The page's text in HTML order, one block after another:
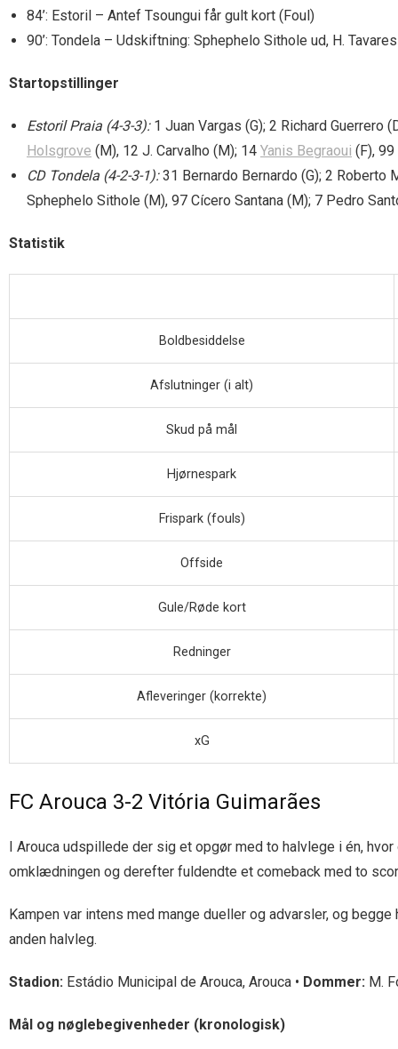
84’: Estoril – Antef Tsoungui får gult kort (Foul)
90’: Tondela – Udskiftning: Sphephelo Sithole ud, H.
Startopstillinger
Estoril Praia (4-3-3):1 Juan Vargas (G); 2 Richard Guerrero
Holsgrove (M), 12 J. Carvalho (M); 14 Yanis Begraoui (F), 99
CD Tondela (4-2-3-1):31 Bernardo Bernardo (G); 2 Roberto
Sphephelo Sithole (M), 97 Cícero Santana (M); 7 Pedro
Statistik
Boldbesiddelse
Afslutninger (i alt)
Skud på mål
Hjørnespark
Frispark (fouls)
Offside
Gule/Røde kort
Redninger
Afleveringer (korrekte)
xG
FC Arouca 3-2 Vitória Guimarães
I Arouca udspillede der sig et opgør med to halvlege i én,
omklædningen og derefter fuldendte et comeback med to
Kampen var intens med mange dueller og advarsler, og
anden halvleg.
Stadion: Estádio Municipal de Arouca, Arouca • Dommer: M.
Mål og nøglebegivenheder (kronologisk)